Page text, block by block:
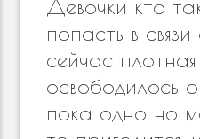
Девочки кто
попасть в
сейчас
освободилось
пока одно но